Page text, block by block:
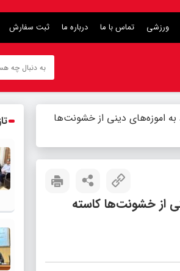
ورزشی تماس با ما درباره ما ثبت سفارش
به اموزه‌های دینی از خشونت‌ها
از خشونت‌ها کاسته